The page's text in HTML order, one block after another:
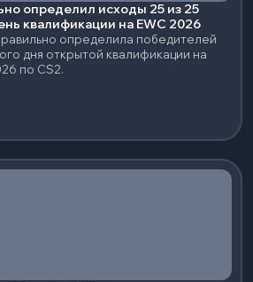
определил исходы 25 из 25
квалификации на EWC 2026
определила победителей
дня открытой квалификации на
по CS2.